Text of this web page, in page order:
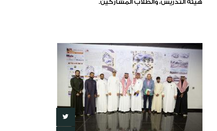
هيئة التدريس، والطلاب المشاركين.